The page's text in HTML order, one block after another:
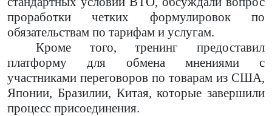
проработки четких формулировок по
обязательствам по тарифам и услугам.
Кроме того, тренинг предоставил
платформу для обмена мнениями с
участниками переговоров по товарам из США,
Японии, Бразилии, Китая, которые завершили
процесс присоединения.